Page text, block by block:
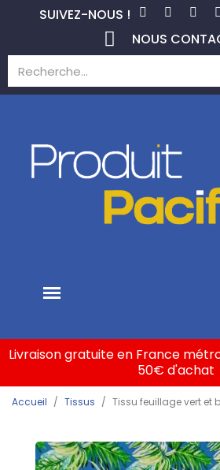
SUIVEZ-NOUS !
NOUS
Livraison gratuite en France
50€ d'achat
Accueil Tissus Tissu feuillage vert et